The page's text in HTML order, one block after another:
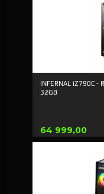
INFERNAL iZ790C -
32GB
Pris
64 999,00